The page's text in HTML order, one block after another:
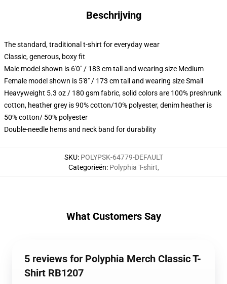
Beschrijving
The standard, traditional t-shirt for everyday wear
Classic, generous, boxy fit
Male model shown is 6'0" / 183 cm tall and wearing size Medium
Female model shown is 5'8" / 173 cm tall and wearing size Small
Heavyweight 5.3 oz / 180 gsm fabric, solid colors are 100% preshrunk
cotton, heather grey is 90% cotton/10% polyester, denim heather is
50% cotton/ 50% polyester
Double-needle hems and neck band for durability
SKU: POLYPSK-64779-DEFAULT
Categorieën: Polyphia T-shirt,
What Customers Say
5 reviews for Polyphia Merch Classic T-
Shirt RB1207